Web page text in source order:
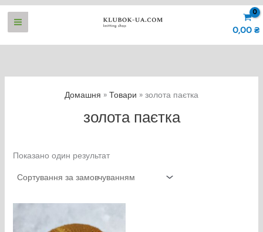
Перейти
0,00 ₴
Домашня Товари золота паєтка
золота паєтка
Показано один результат